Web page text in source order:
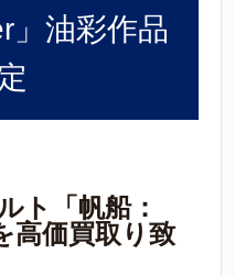
」油彩作品
ト「帆船：
高価買取り致